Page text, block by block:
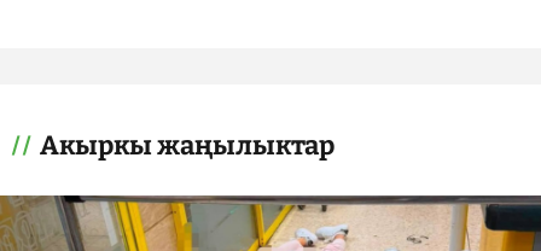
Акыркы жаңылыктар